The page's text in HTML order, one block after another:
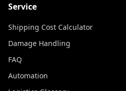
Service
Shipping Cost Calculator
Damage Handling
FAQ
Automation